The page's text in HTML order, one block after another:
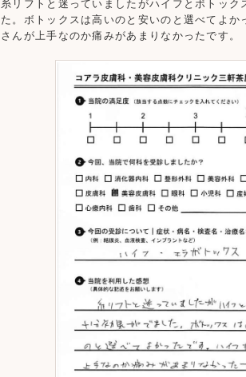
糸リフトと迷っていましたがハイフとボトック
た。ボトックスは高いのと安いのと選べてよか
さんが上手なのか痛みがあまりなかったです。